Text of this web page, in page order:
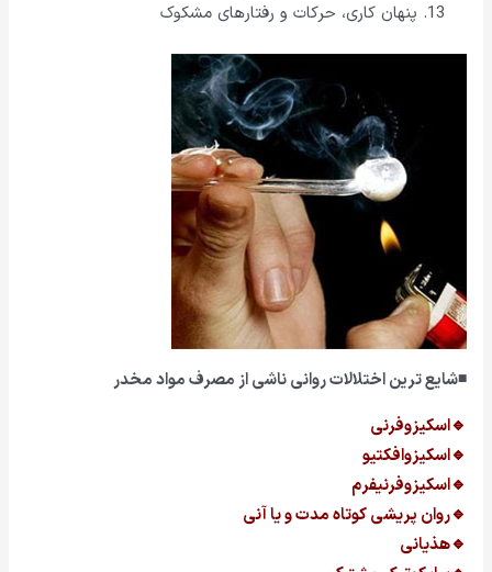
پنهان کاری، حرکات و رفتارهای مشکوک
◾شایع ترین اختلالات روانی ناشی از مصرف مواد مخدر
🔹اسکیزوفرنی
🔹اسکیزوافکتیو
🔹اسکیزوفرنیفرم
🔹روان پریشی کوتاه مدت و یا آنی
🔹هذیانی